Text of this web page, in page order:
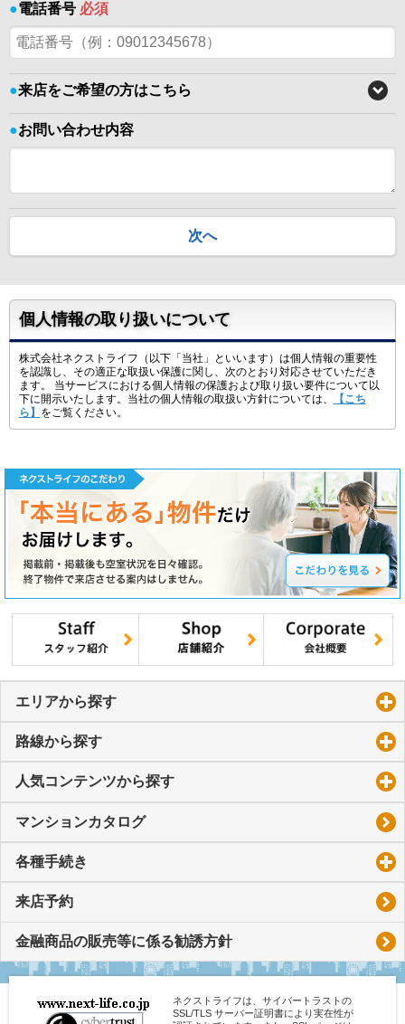
●電話番号 必須
●来店をご希望の方はこちら
●お問い合わせ内容
次へ
個人情報の取り扱いについて
株式会社ネクストライフ（以下「当社」といいます）は個人情報の重要性
を認識し、その適正な取扱い保護に関し、次のとおり対応させていただき
ます。 当サービスにおける個人情報の保護および取り扱い要件について以
下に開示いたします。当社の個人情報の取扱い方針については、
【こち
ら】
をご覧ください。
エリアから探す
路線から探す
人気コンテンツから探す
マンションカタログ
各種手続き
来店予約
金融商品の販売等に係る勧誘方針
ネクストライフは、サイバートラストの
SSL/TLS サーバー証明書により実在性が